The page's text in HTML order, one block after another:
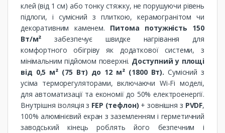
клей (від 1 см) або тонку стяжку, не порушуючи рівень
підлоги, і сумісний з плиткою, керамогранітом чи
декоративним каменем. Питома потужність 150
Вт/м² забезпечує швидке нагрівання для
комфортного обігріву як додаткової системи, з
мінімальним підйомом поверхні. Доступний у площі
від 0,5 м² (75 Вт) до 12 м² (1800 Вт). Сумісний з
усіма терморегуляторами, включаючи Wi-Fi моделі,
для автоматизації та економії до 50% електроенергії.
Внутрішня ізоляція з FEP (тефлон) + зовнішня з PVDF,
100% алюмінієвий екран з заземленням і герметичний
заводський кінець роблять його безпечним і